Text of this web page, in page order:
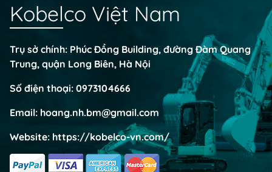
Kobelco Việt Nam
Trụ sở chính: Phúc Đồng Building, đường Đàm Quang
Trung, quận Long Biên, Hà Nội
Số điện thoại: 0973104666
Email: hoang.nh.bm@gmail.com
Website: https://kobelco-vn.com/